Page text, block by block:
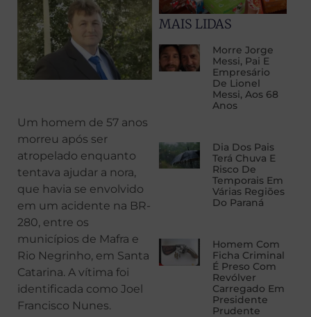
Um homem de 57 anos
morreu após ser
atropelado enquanto
tentava ajudar a nora,
que havia se envolvido
em um acidente na BR-
280, entre os
municípios de Mafra e
Rio Negrinho, em Santa
Catarina. A vítima foi
identificada como Joel
Francisco Nunes.
MAIS LIDAS
Morre Jorge
Messi, Pai E
Empresário
De Lionel
Messi, Aos 68
Anos
Dia Dos Pais
Terá Chuva E
Risco De
Temporais Em
Várias Regiões
Do Paraná
Homem Com
Ficha Criminal
É Preso Com
Revólver
Carregado Em
Presidente
Prudente